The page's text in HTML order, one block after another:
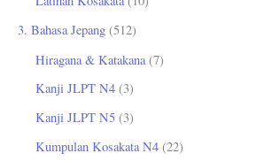
3. Bahasa Jepang (512)
Hiragana & Katakana (7)
Kanji JLPT N4 (3)
Kanji JLPT N5 (3)
Kumpulan Kosakata N4 (22)